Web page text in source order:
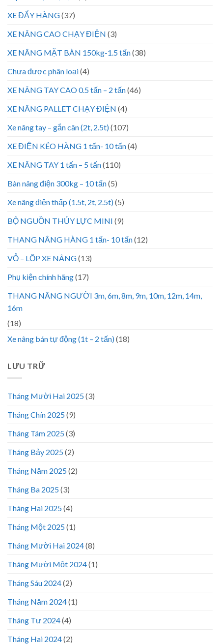
XE ĐẨY HÀNG(37)
XE NÂNG CAO CHẠY ĐIỆN (3)
XE NÂNG MẶT BÀN 150kg-1.5 tấn(38)
Chưa được phân loại(4)
XE NÂNG TAY CAO 0.5 tấn – 2 tấn(46)
XE NÂNG PALLET CHẠY ĐIỆN (4)
Xe nâng tay – gắn cân (2t, 2.5t)(107)
XE ĐIỆN KÉO HÀNG 1 tấn- 10 tấn(4)
XE NÂNG TAY 1 tấn – 5 tấn(110)
Bàn nâng điện 300kg – 10 tấn(5)
Xe nâng điện thấp (1.5t, 2t, 2.5t)(5)
BỘ NGUỒN THỦY LỰC MINI (9)
THANG NÂNG HÀNG 1 tấn- 10 tấn(12)
VỎ – LỐP XE NÂNG(13)
Phụ kiện chính hãng(17)
THANG NÂNG NGƯỜI 3m, 6m, 8m, 9m, 10m, 12m, 14m,
16m
(18)
Xe nâng bán tự động (1t – 2 tấn)(18)
LƯU TRỮ
Tháng Mười Hai 2025(3)
Tháng Chín 2025(9)
Tháng Tám 2025(3)
Tháng Bảy 2025(2)
Tháng Năm 2025(2)
Tháng Ba 2025(3)
Tháng Hai 2025(4)
Tháng Một 2025(1)
Tháng Mười Hai 2024(8)
Tháng Mười Một 2024(1)
Tháng Sáu 2024(2)
Tháng Năm 2024(1)
Tháng Tư 2024(4)
Tháng Hai 2024(2)